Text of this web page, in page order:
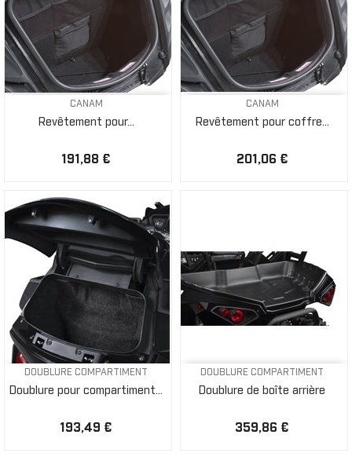
CANAM
Revêtement pour...
191,88 €
CANAM
Revêtement pour coffre...
201,06 €
DOUBLURE COMPARTIMENT
Doublure pour compartiment...
193,49 €
DOUBLURE COMPARTIMENT
Doublure de boîte arrière
359,86 €